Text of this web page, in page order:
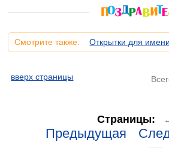
Смотрите также: Открытки для
вверх страницы
Страницы:
Предыдущая